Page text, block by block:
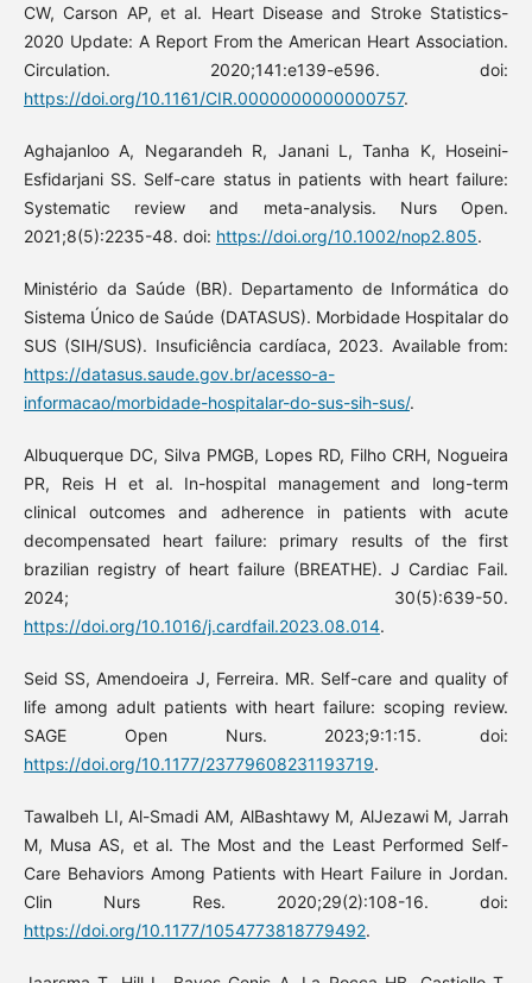
CW, Carson AP, et al. Heart Disease and Stroke Statistics-
2020 Update: A Report From the American Heart Association.
Circulation. 2020;141:e139-e596. doi:
https://doi.org/10.1161/CIR.0000000000000757.
Aghajanloo A, Negarandeh R, Janani L, Tanha K, Hoseini-
Esfidarjani SS. Self-care status in patients with heart failure:
Systematic review and meta-analysis. Nurs Open.
2021;8(5):2235-48. doi: https://doi.org/10.1002/nop2.805.
Ministério da Saúde (BR). Departamento de Informática do
Sistema Único de Saúde (DATASUS). Morbidade Hospitalar do
SUS (SIH/SUS). Insuficiência cardíaca, 2023. Available from:
https://datasus.saude.gov.br/acesso-a-
informacao/morbidade-hospitalar-do-sus-sih-sus/.
Albuquerque DC, Silva PMGB, Lopes RD, Filho CRH, Nogueira
PR, Reis H et al. In-hospital management and long-term
clinical outcomes and adherence in patients with acute
decompensated heart failure: primary results of the first
brazilian registry of heart failure (BREATHE). J Cardiac Fail.
2024; 30(5):639-50.
https://doi.org/10.1016/j.cardfail.2023.08.014.
Seid SS, Amendoeira J, Ferreira. MR. Self-care and quality of
life among adult patients with heart failure: scoping review.
SAGE Open Nurs. 2023;9:1:15. doi:
https://doi.org/10.1177/23779608231193719.
Tawalbeh LI, Al-Smadi AM, AlBashtawy M, AlJezawi M, Jarrah
M, Musa AS, et al. The Most and the Least Performed Self-
Care Behaviors Among Patients with Heart Failure in Jordan.
Clin Nurs Res. 2020;29(2):108-16. doi:
https://doi.org/10.1177/1054773818779492.